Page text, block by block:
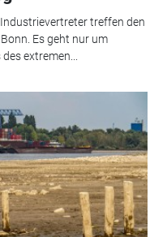
treffen den
Es geht nur um
extremen...